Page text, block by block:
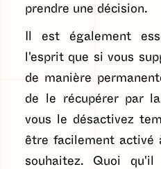
prendre une décision.
Il est également
l'esprit que si vous
de manière
de le récupérer par
vous le désactivez
être facilement activé
souhaitez. Quoi